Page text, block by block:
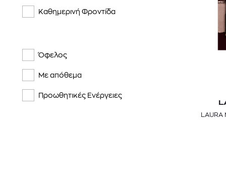
Καθημερινή Φροντίδα
Όφελος
Με απόθεμα
Προωθητικές Ενέργειες
LAURA